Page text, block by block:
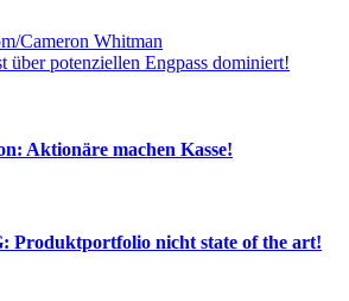
Cameron Whitman
über potenziellen Engpass dominiert!
Aktionäre machen Kasse!
Produktportfolio nicht state of the art!